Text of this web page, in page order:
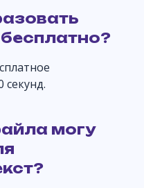
бесплатно?
секунд.
могу